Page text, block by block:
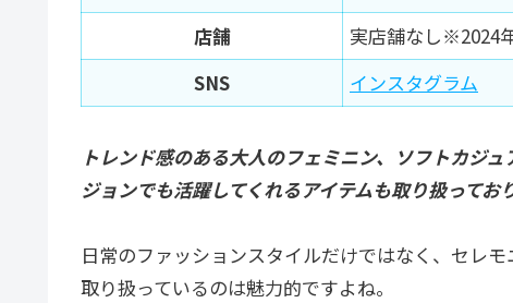
店舗
実店舗なし※2024
SNS
インスタグラム
トレンド感のある大人のフェミニン、ソフトカジ
ジョンでも活躍してくれるアイテムも取り扱ってお
日常のファッションスタイルだけではなく、セレ
取り扱っているのは魅力的ですよね。